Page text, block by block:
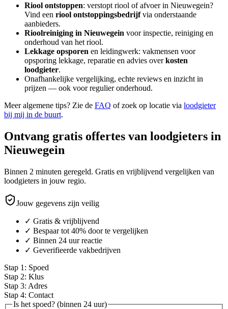
Riool ontstoppen: verstopt riool of afvoer in Nieuwegein?
Vind een riool ontstoppingsbedrijfvia onderstaande
aanbieders.
Rioolreiniging in Nieuwegein voor inspectie, reiniging en
onderhoud van het riool.
Lekkage opsporen en leidingwerk: vakmensen voor
opsporing lekkage, reparatie en advies overkosten
loodgieter.
Onafhankelijke vergelijking, echte reviews en inzicht in
prijzen — ook voor regulier onderhoud.
Meer algemene tips? Zie de FAQ of zoek op locatie via loodgieter
bij mij in de buurt.
Ontvang gratis offertes van loodgieters in
Nieuwegein
Binnen 2 minuten geregeld. Gratis en vrijblijvend vergelijken van
loodgieters in jouw regio.
Jouw gegevens zijn veilig
✓ Gratis & vrijblijvend
✓ Bespaar tot 40% door te vergelijken
✓ Binnen 24 uur reactie
✓ Geverifieerde vakbedrijven
Stap 1 : Spoed
Stap 2: Klus
Stap 3: Adres
Stap 4: Contact
Is het spoed? (binnen 24 uur)